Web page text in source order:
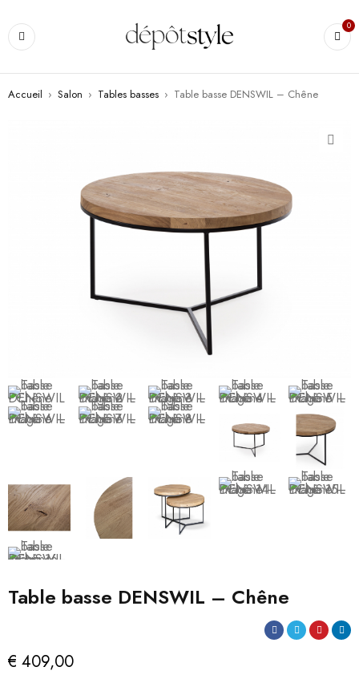
0
Accueil › Salon › Tables basses › Table basse DENSWIL – Chêne
Table basse DENSWIL – Chêne
€ 409,00